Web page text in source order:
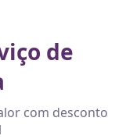
de
com desconto